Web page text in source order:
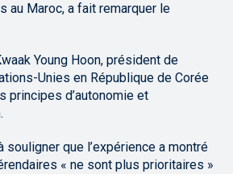
au Maroc, a fait remarquer le
Young Hoon, président de
Unies en République de Corée
principes d’autonomie et
à souligner que l’expérience a montré
« ne sont plus prioritaires »